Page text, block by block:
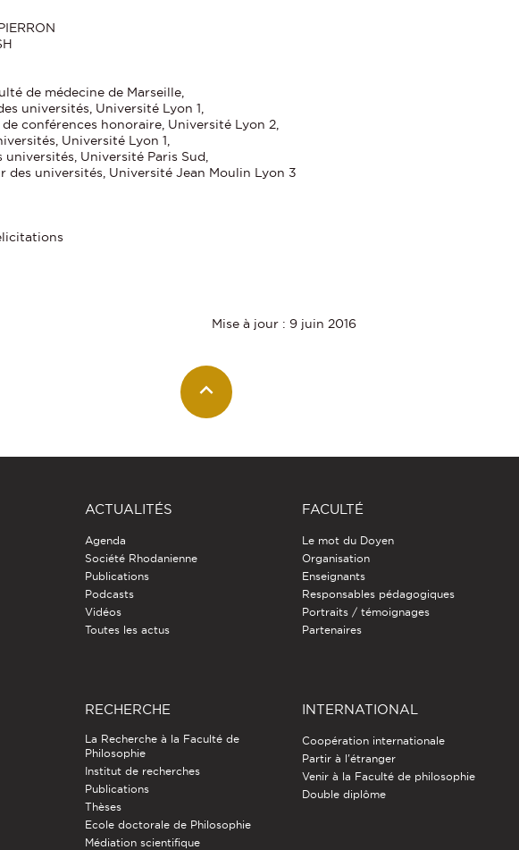
de médecine de Marseille,
universités, Université Lyon 1,
conférences honoraire, Université Lyon 2,
Université Lyon 1,
universités, Université Paris Sud,
des universités, Université Jean Moulin Lyon 3
Mise à jour : 9 juin 2016
ACTUALITÉS
Agenda
Société Rhodanienne
Publications
Podcasts
Vidéos
Toutes les actus
FACULTÉ
Le mot du Doyen
Organisation
Enseignants
Responsables pédagogiques
Portraits / témoignages
Partenaires
RECHERCHE
La Recherche à la Faculté de
Philosophie
Institut de recherches
Publications
Thèses
Ecole doctorale de Philosophie
Médiation scientifique
INTERNATIONAL
Coopération internationale
Partir à l'étranger
Venir à la Faculté de philosophie
Double diplôme